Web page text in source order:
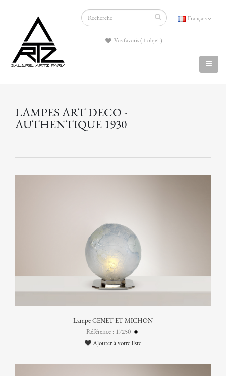
Français
Vos favoris ( 1 objet )
LAMPES ART DECO -
AUTHENTIQUE 1930
Lampe GENET ET MICHON
Référence : 17250
Ajouter à votre liste